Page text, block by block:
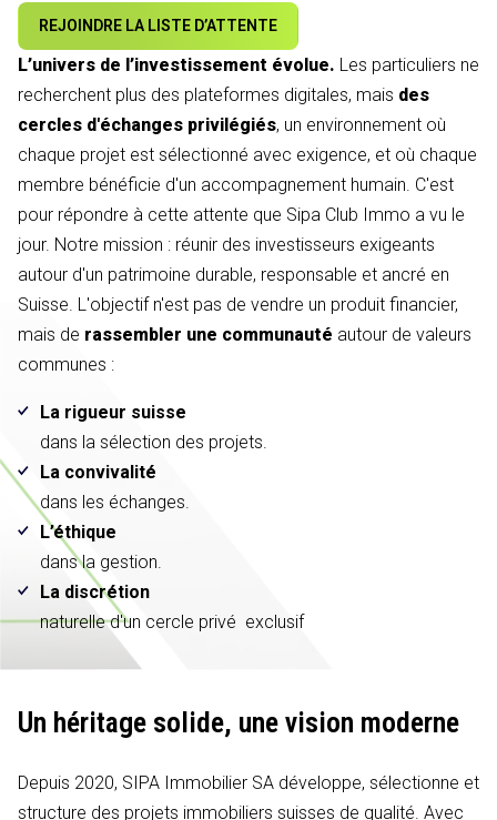
REJOINDRE LA LISTE D’ATTENTE
L’univers de l’investissement évolue. Les particuliers ne
recherchent plus des plateformes digitales, mais des
cercles d'échanges privilégiés, un environnement où
chaque projet est sélectionné avec exigence, et où chaque
membre bénéficie d'un accompagnement humain. C'est
pour répondre à cette attente que Sipa Club Immo a vu le
jour. Notre mission : réunir des investisseurs exigeants
autour d'un patrimoine durable, responsable et ancré en
Suisse. L'objectif n'est pas de vendre un produit financier,
mais de rassembler une communauté autour de valeurs
communes :
La rigueur suisse
dans la sélection des projets.
La convivalité
dans les échanges.
L’éthique
dans la gestion.
La discrétion
naturelle d'un cercle privé exclusif
Un héritage solide, une vision moderne
Depuis 2020, SIPA Immobilier SA développe, sélectionne et
structure des projets immobiliers suisses de qualité. Avec